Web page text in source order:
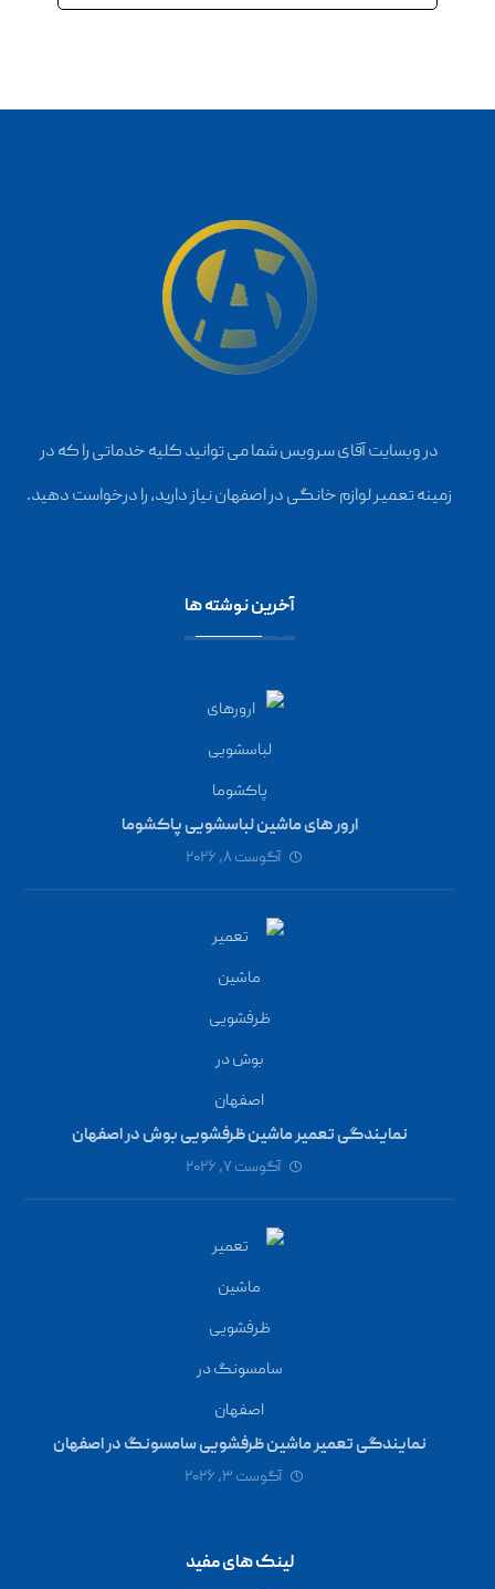
در وبسایت آقای سرویس شما می توانید کلیه خدماتی را که در
زمینه تعمیر لوازم خانگی در اصفهان نیاز دارید، را درخواست دهید.
آخرین نوشته ها
ارور های ماشین لباسشویی پاکشوما
آگوست ۸, ۲۰۲۶
نمایندگی تعمیر ماشین ظرفشویی بوش در اصفهان
آگوست ۷, ۲۰۲۶
نمایندگی تعمیر ماشین ظرفشویی سامسونگ در اصفهان
آگوست ۳, ۲۰۲۶
لینک های مفید